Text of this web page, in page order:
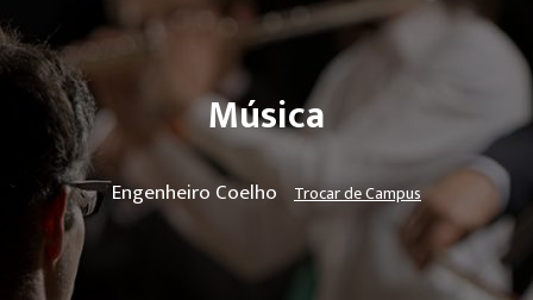
Música
Engenheiro Coelho Trocar de Campus